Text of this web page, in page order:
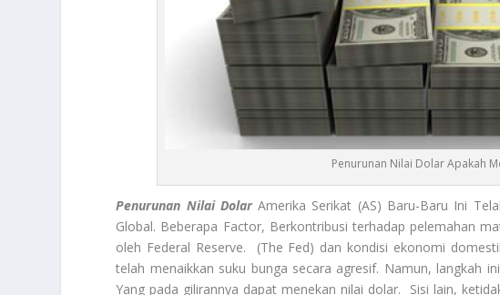
Penurunan Nilai Dolar Apakah
Penurunan Nilai DolarAmerika Serikat (AS) Baru-Baru Ini
Global. Beberapa Factor, Berkontribusi terhadap pelemahan
oleh Federal Reserve. (The Fed) dan kondisi ekonomi
telah menaikkan suku bunga secara agresif. Namun, langkah
Yang pada gilirannya dapat menekan nilai dolar. Sisi lain,